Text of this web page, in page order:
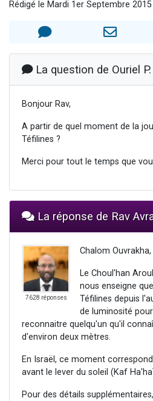
30 personnes viennent
12 nouvelles
Rédigé le Mardi 1er Septembre 2015
La question de Ouriel P.
Bonjour Rav,
A partir de quel moment de la
Téfilines ?
Merci pour tout le temps que
La réponse de Rav
7628 réponses
Chalom Ouvrakha,
Le Choul'han
nous enseigne
Téfilines depuis
de luminosité
reconnaitre quelqu'un qu'il
d'environ deux mètres.
En Israël, ce moment
avant le lever du soleil (Kaf
Pour des détails